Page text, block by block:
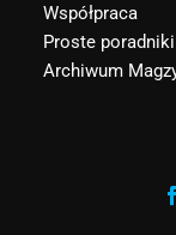
Współpraca
Proste poradniki
Archiwum